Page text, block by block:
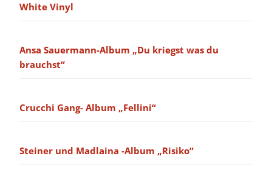
White Vinyl
Ansa Sauermann-Album „Du kriegst was du
brauchst“
Crucchi Gang- Album „Fellini“
Steiner und Madlaina -Album „Risiko“